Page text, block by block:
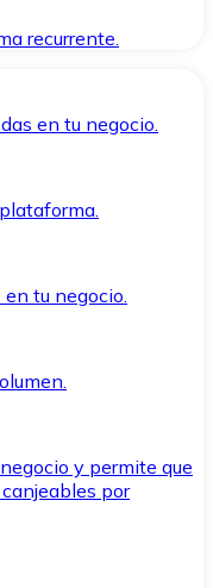
recurrente.
en tu negocio.
tu negocio.
y permite que
por